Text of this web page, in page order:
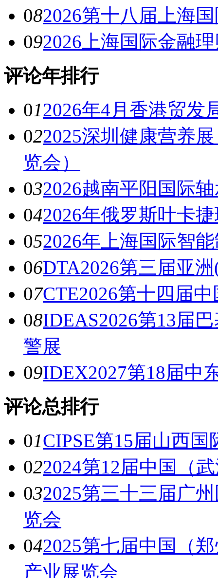
082026第十八届上海
092026上海国际金融
评论年排行
012026年4月香港贸发
022025深圳健康营养
览会）
032026越南平阳国际
042026年俄罗斯叶卡
052026年上海国际智
06DTA2026第三届亚
07CTE2026第十四届
08IDEAS2026第13届
警展
09IDEX2027第18届中
评论总排行
01CIPSE第15届山西
022024第12届中国（
032025第三十三届广
览会
042025第七届中国（
产业展览会